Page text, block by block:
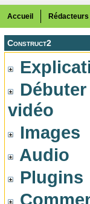
Accueil Rédacteurs
Construct2
Débuter
vidéo
Images
Audio
Plugins